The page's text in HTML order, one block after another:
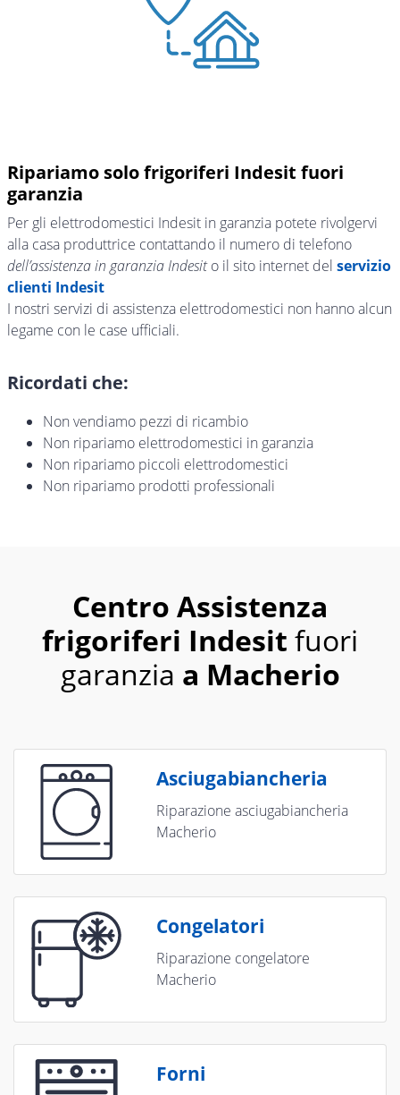
Ripariamo solo frigoriferi Indesit fuori
garanzia
Per gli elettrodomestici Indesit in garanzia potete rivolgervi
alla casa produttrice contattando il numero di telefono
dell’assistenza in garanzia Indesito il sito internet del servizio
clienti Indesit
I nostri servizi di assistenza elettrodomestici non hanno alcun
legame con le case ufficiali.
Ricordati che:
Non vendiamo pezzi di ricambio
Non ripariamo elettrodomestici in garanzia
Non ripariamo piccoli elettrodomestici
Non ripariamo prodotti professionali
Centro Assistenza
frigoriferi Indesit fuori
garanzia a Macherio
Asciugabiancheria
Riparazione asciugabiancheria
Macherio
Congelatori
Riparazione congelatore
Macherio
Forni